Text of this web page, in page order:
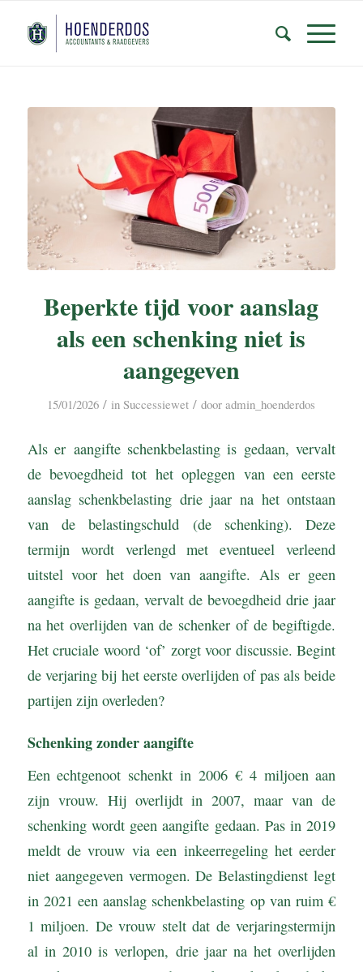
Beperkte tijd voor aanslag
als een schenking niet is
aangegeven
15/01/2026 / inSuccessiewet / dooradmin_hoenderdos
Als er aangifte schenkbelasting is gedaan, vervalt
de bevoegdheid tot het opleggen van een eerste
aanslag schenkbelasting drie jaar na het ontstaan
van de belastingschuld (de schenking). Deze
termijn wordt verlengd met eventueel verleend
uitstel voor het doen van aangifte. Als er geen
aangifte is gedaan, vervalt de bevoegdheid drie jaar
na het overlijden van de schenker of de begiftigde.
Het cruciale woord ‘of’ zorgt voor discussie. Begint
de verjaring bij het eerste overlijden of pas als beide
partijen zijn overleden?
Schenking zonder aangifte
Een echtgenoot schenkt in 2006 € 4 miljoen aan
zijn vrouw. Hij overlijdt in 2007, maar van de
schenking wordt geen aangifte gedaan. Pas in 2019
meldt de vrouw via een inkeerregeling het eerder
niet aangegeven vermogen. De Belastingdienst legt
in 2021 een aanslag schenkbelasting op van ruim €
1 miljoen. De vrouw stelt dat de verjaringstermijn
al in 2010 is verlopen, drie jaar na het overlijden